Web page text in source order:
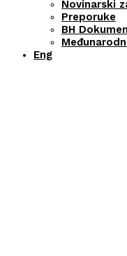
Novinarski
Preporuke
BH
Eng